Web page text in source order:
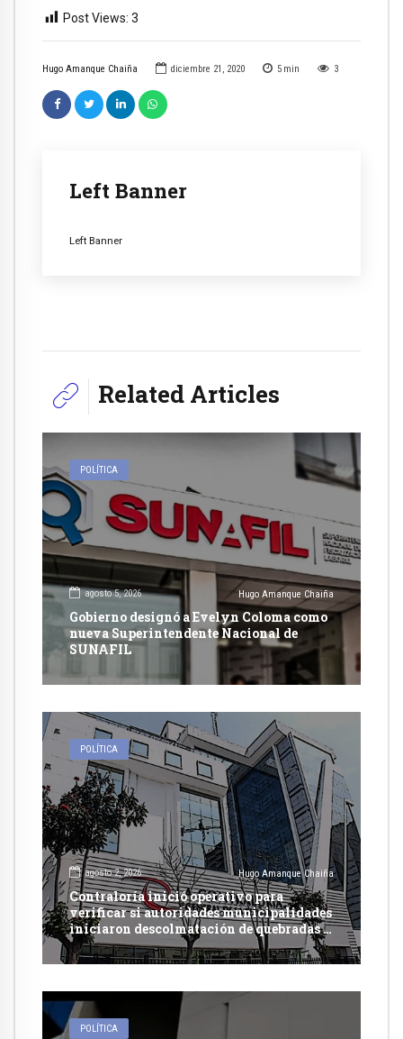
Hugo Amanque Chaiña diciembre 21, 2020 5 min 3
Left Banner
Left Banner
Post Views: 3
Related Articles
POLÍTICA
agosto 5, 2026 Hugo Amanque Chaiña
Gobierno designó a Evelyn Coloma como
nueva Superintendente Nacional de
SUNAFIL
POLÍTICA
agosto 2, 2026 Hugo Amanque Chaiña
Contraloría inició operativo para
verificar si autoridades municipalidades
iniciaron descolmatación de quebradas y
ríos ante Fenómeno del Niño
POLÍTICA